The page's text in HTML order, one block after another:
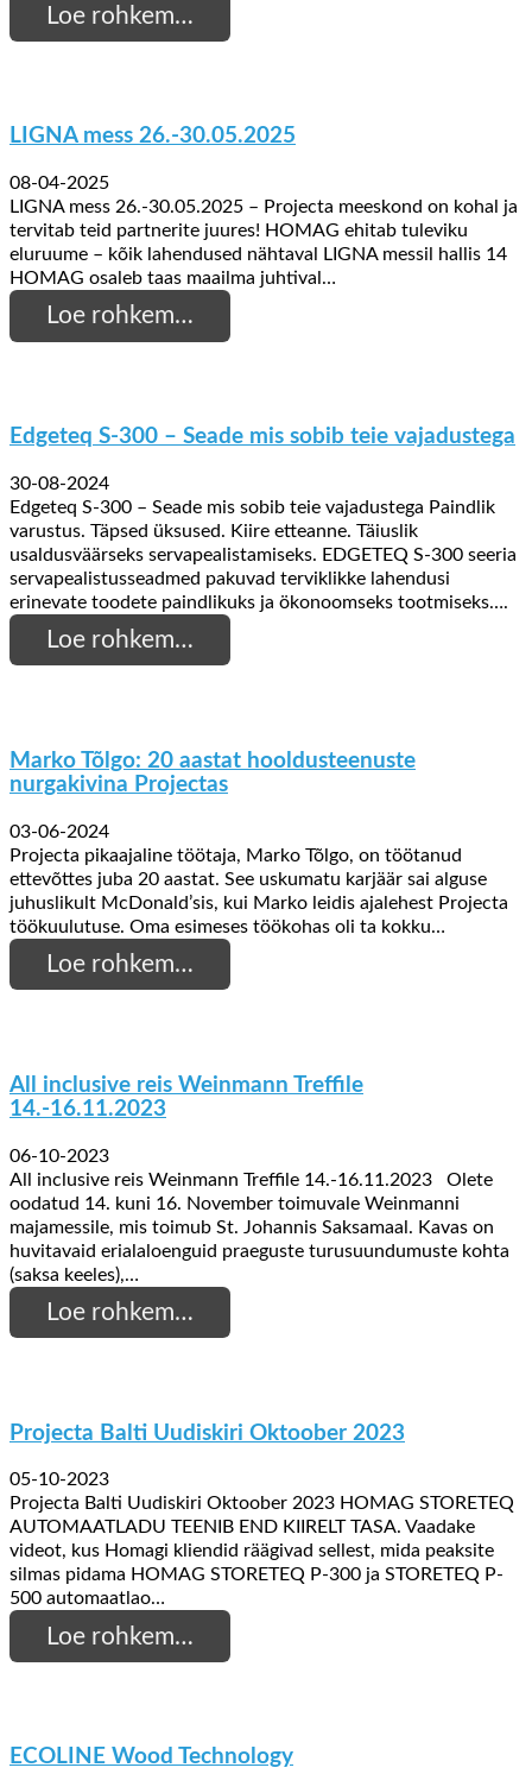
Loe rohkem…
LIGNA mess 26.-30.05.2025
08-04-2025
LIGNA mess 26.-30.05.2025 – Projecta meeskond on kohal ja
tervitab teid partnerite juures! HOMAG ehitab tuleviku
eluruume – kõik lahendused nähtaval LIGNA messil hallis 14
HOMAG osaleb taas maailma juhtival…
Loe rohkem…
Edgeteq S-300 – Seade mis sobib teie vajadustega
30-08-2024
Edgeteq S-300 – Seade mis sobib teie vajadustega Paindlik
varustus. Täpsed üksused. Kiire etteanne. Täiuslik
usaldusväärseks servapealistamiseks. EDGETEQ S-300 seeria
servapealistusseadmed pakuvad terviklikke lahendusi
erinevate toodete paindlikuks ja ökonoomseks tootmiseks….
Loe rohkem…
Marko Tõlgo: 20 aastat hooldusteenuste
nurgakivina Projectas
03-06-2024
Projecta pikaajaline töötaja, Marko Tõlgo, on töötanud
ettevõttes juba 20 aastat. See uskumatu karjäär sai alguse
juhuslikult McDonald’sis, kui Marko leidis ajalehest Projecta
töökuulutuse. Oma esimeses töökohas oli ta kokku…
Loe rohkem…
All inclusive reis Weinmann Treffile
14.-16.11.2023
06-10-2023
All inclusive reis Weinmann Treffile 14.-16.11.2023 Olete
oodatud 14. kuni 16. November toimuvale Weinmanni
majamessile, mis toimub St. Johannis Saksamaal. Kavas on
huvitavaid erialaloenguid praeguste turusuundumuste kohta
(saksa keeles),…
Loe rohkem…
Projecta Balti Uudiskiri Oktoober 2023
05-10-2023
Projecta Balti Uudiskiri Oktoober 2023 HOMAG STORETEQ
AUTOMAATLADU TEENIB END KIIRELT TASA. Vaadake
videot, kus Homagi kliendid räägivad sellest, mida peaksite
silmas pidama HOMAG STORETEQ P-300 ja STORETEQ P-
500 automaatlao…
Loe rohkem…
ECOLINE Wood Technology